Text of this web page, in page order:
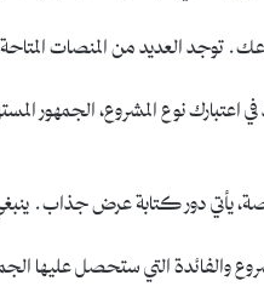
اعتبارك نوع المشروع، الجمهور
يأتي دور كتابة عرض جذاب.
والفائدة التي ستحصل عليها